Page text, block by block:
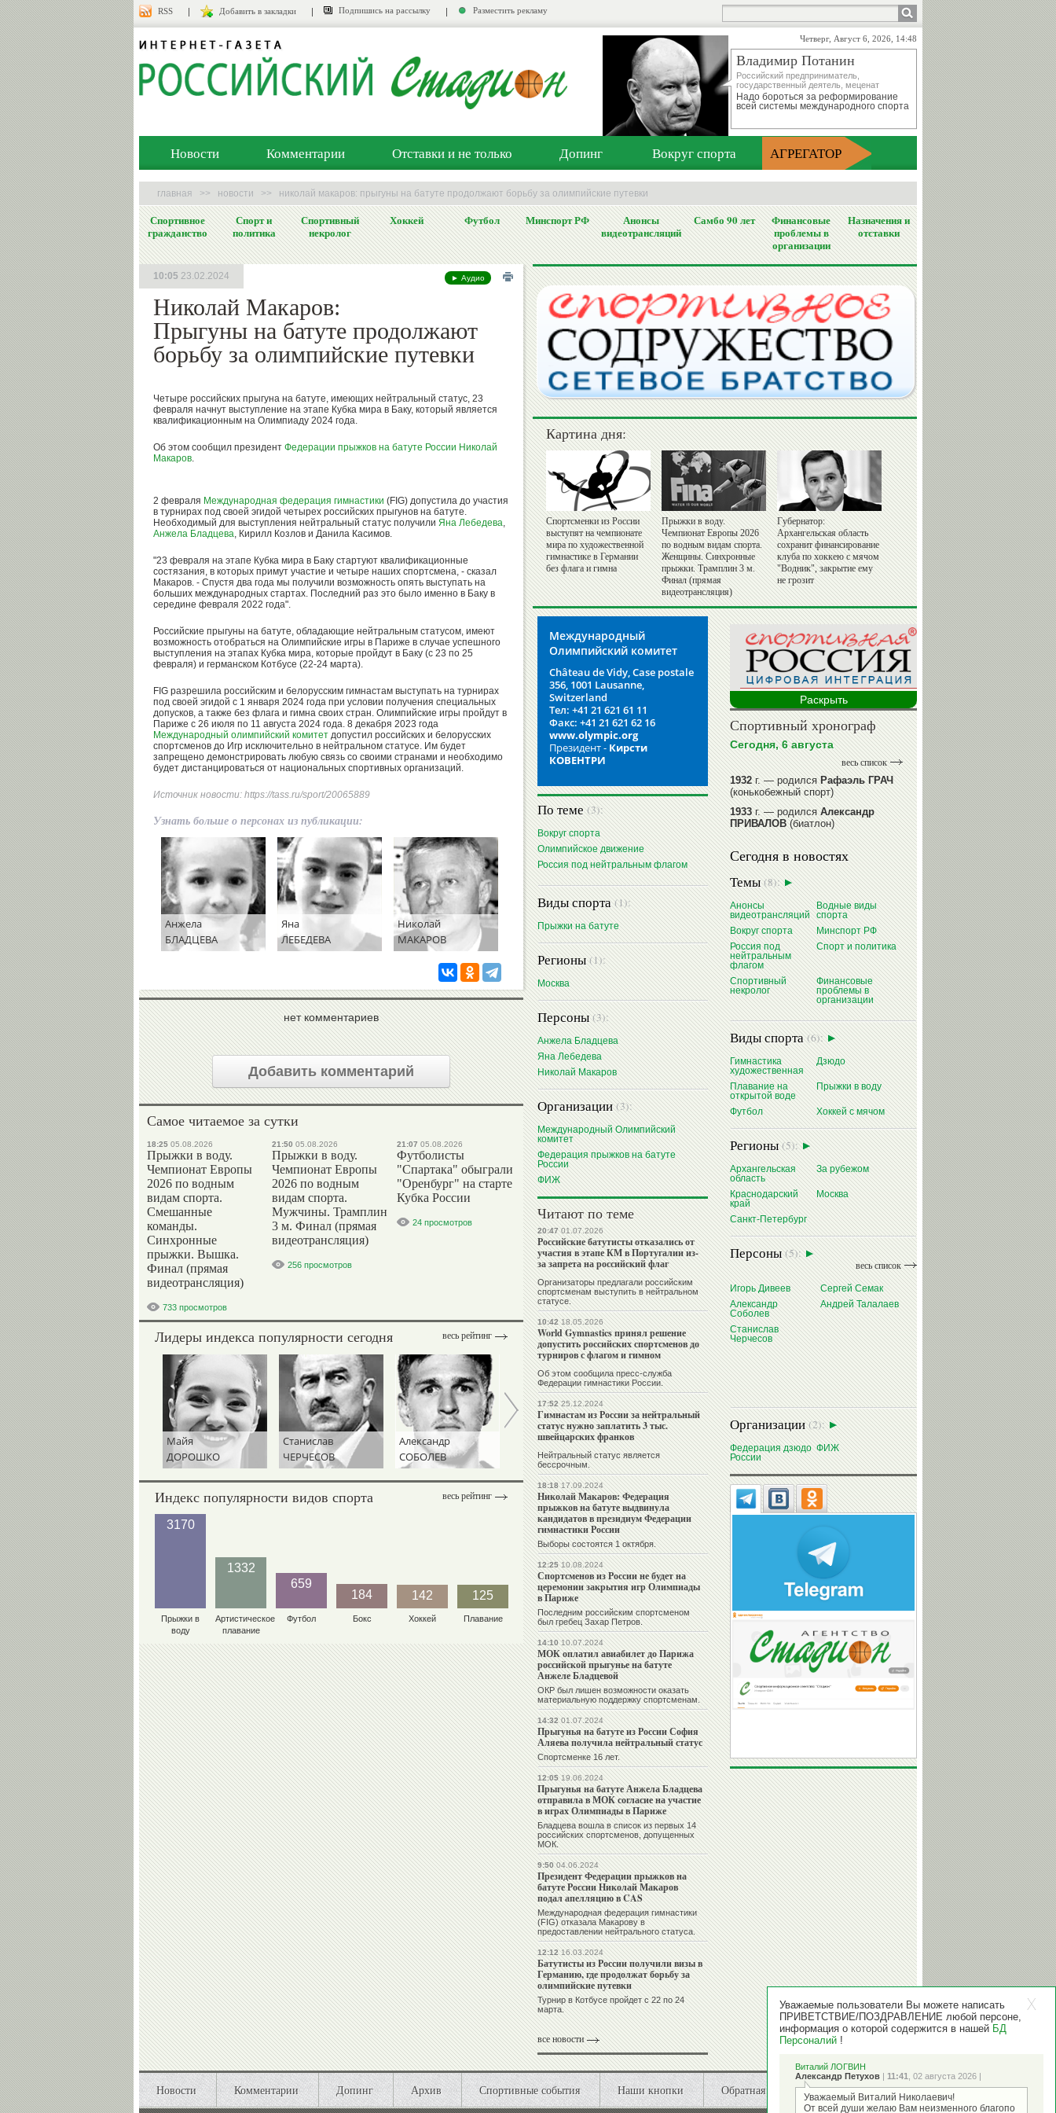
RSS Добавить в закладки Подпишись на рассылку Разместить рекламу
Четверг, Август 6, 2026, 14:48
Владимир Потанин
Российский предприниматель,
государственный деятель, меценат
Надо бороться за реформирование
всей системы международного спорта
Новости Комментарии Отставки и не только Допинг Вокруг спорта АГРЕГАТОР
главная >> новости >> николай макаров: прыгуны на батуте продолжают борьбу за олимпийские путевки
Спортивное
гражданство
Спорт и
политика
Спортивный
некролог
Хоккей Футбол Минспорт РФ
Анонсы
видеотрансляций
Самбо 90 лет
Финансовые
проблемы в
организации
Назначения и
отставки
► Аудио
Николай Макаров:
Прыгуны на батуте продолжают
борьбу за олимпийские путевки
10:05 23.02.2024
Четыре российских прыгуна на батуте, имеющих нейтральный статус, 23
февраля начнут выступление на этапе Кубка мира в Баку, который является
квалификационным на Олимпиаду 2024 года.
Об этом сообщил президент Федерации прыжков на батуте России Николай
Макаров.
2 февраля Международная федерация гимнастики (FIG) допустила до участия
в турнирах под своей эгидой четырех российских прыгунов на батуте.
Необходимый для выступления нейтральный статус получили Яна Лебедева,
Анжела Бладцева, Кирилл Козлов и Данила Касимов.
"23 февраля на этапе Кубка мира в Баку стартуют квалификационные
состязания, в которых примут участие и четыре наших спортсмена, - сказал
Макаров. - Спустя два года мы получили возможность опять выступать на
больших международных стартах. Последний раз это было именно в Баку в
середине февраля 2022 года".
Российские прыгуны на батуте, обладающие нейтральным статусом, имеют
возможность отобраться на Олимпийские игры в Париже в случае успешного
выступления на этапах Кубка мира, которые пройдут в Баку (с 23 по 25
февраля) и германском Котбусе (22-24 марта).
FIG разрешила российским и белорусским гимнастам выступать на турнирах
под своей эгидой с 1 января 2024 года при условии получения специальных
допусков, а также без флага и гимна своих стран. Олимпийские игры пройдут в
Париже с 26 июля по 11 августа 2024 года. 8 декабря 2023 года
Международный олимпийский комитет допустил российских и белорусских
спортсменов до Игр исключительно в нейтральном статусе. Им будет
запрещено демонстрировать любую связь со своими странами и необходимо
будет дистанцироваться от национальных спортивных организаций.
Источник новости: https://tass.ru/sport/20065889
Узнать больше о персонах из публикации:
Анжела
БЛАДЦЕВА
Яна
ЛЕБЕДЕВА
Николай
МАКАРОВ
нет комментариев
Добавить комментарий
Самое читаемое за сутки
18:25 05.08.2026
Прыжки в воду.
Чемпионат Европы
2026 по водным
видам спорта.
Смешанные
команды.
Синхронные
прыжки. Вышка.
Финал (прямая
видеотрансляция)
733 просмотров
21:50 05.08.2026
Прыжки в воду.
Чемпионат Европы
2026 по водным
видам спорта.
Мужчины. Трамплин
3 м. Финал (прямая
видеотрансляция)
256 просмотров
21:07 05.08.2026
Футболисты
"Спартака" обыграли
"Оренбург" на старте
Кубка России
24 просмотров
весь рейтинг
Лидеры индекса популярности сегодня
Майя
ДОРОШКО
Станислав
ЧЕРЧЕСОВ
Александр
СОБОЛЕВ
Андрей
ТАЛАЛАЕВ
Игорь
ДИВЕЕВ
Сергей
СЕМАК
весь рейтинг
Индекс популярности видов спорта
3170
Прыжки в
воду
1332
Артистическое
плавание
659
Футбол
184
Бокс
142
Хоккей
125
Плавание
Картина дня:
Спортсменки из России
выступят на чемпионате
мира по художественной
гимнастике в Германии
без флага и гимна
Прыжки в воду.
Чемпионат Европы 2026
по водным видам спорта.
Женщины. Синхронные
прыжки. Трамплин 3 м.
Финал (прямая
видеотрансляция)
Губернатор:
Архангельская область
сохранит финансирование
клуба по хоккею с мячом
"Водник", закрытие ему
не грозит
Международный
Олимпийский комитет
Château de Vidy, Case postale
356, 1001 Lausanne,
Switzerland
Тел: +41 21 621 61 11
Факс: +41 21 621 62 16
www.olympic.org
Президент - Кирсти
КОВЕНТРИ
По теме(3):
Вокруг спорта
Олимпийское движение
Россия под нейтральным флагом
Виды спорта(1):
Прыжки на батуте
Регионы(1):
Москва
Персоны(3):
Анжела Бладцева
Яна Лебедева
Николай Макаров
Организации(3):
Международный Олимпийский
комитет
Федерация прыжков на батуте
России
ФИЖ
Читают по теме
20:4701.07.2026
Российские батутисты отказались от
участия в этапе КМ в Португалии из-
за запрета на российский флаг
Организаторы предлагали российским
спортсменам выступить в нейтральном
статусе.
10:4218.05.2026
World Gymnastics принял решение
допустить российских спортсменов до
турниров с флагом и гимном
Об этом сообщила пресс-служба
Федерации гимнастики России.
17:5225.12.2024
Гимнастам из России за нейтральный
статус нужно заплатить 3 тыс.
швейцарских франков
Нейтральный статус является
бессрочным.
18:1817.09.2024
Николай Макаров: Федерация
прыжков на батуте выдвинула
кандидатов в президиум Федерации
гимнастики России
Выборы состоятся 1 октября.
12:2510.08.2024
Спортсменов из России не будет на
церемонии закрытия игр Олимпиады
в Париже
Последним российским спортсменом
был гребец Захар Петров.
14:1010.07.2024
МОК оплатил авиабилет до Парижа
российской прыгунье на батуте
Анжеле Бладцевой
ОКР был лишен возможности оказать
материальную поддержку спортсменам.
14:3201.07.2024
Прыгунья на батуте из России София
Аляева получила нейтральный статус
Спортсменке 16 лет.
12:0519.06.2024
Прыгунья на батуте Анжела Бладцева
отправила в МОК согласие на участие
в играх Олимпиады в Париже
Бладцева вошла в список из первых 14
российских спортсменов, допущенных
МОК.
9:5004.06.2024
Президент Федерации прыжков на
батуте России Николай Макаров
подал апелляцию в CAS
Международная федерация гимнастики
(FIG) отказала Макарову в
предоставлении нейтрального статуса.
12:1216.03.2024
Батутисты из России получили визы в
Германию, где продолжат борьбу за
олимпийские путевки
Турнир в Котбусе пройдет с 22 по 24
марта.
все новости
Раскрыть
Спортивный хронограф
Сегодня, 6 августа
весь список
1932г. — родилсяРафаэль ГРАЧ
(конькобежный спорт)
1933г. — родилсяАлександр
ПРИВАЛОВ(биатлон)
1939г. — родилсяАнатолий
ИОНОВ(хоккей)
1939г. — родилсяАнатолий
ЦАРИК(борьба вольная)
1946г. — родилсяВиктор
БАЖЕНОВ(фехтование)
читать далее
Сегодня в новостях
Темы(8):
Анонсы
видеотрансляций
Водные виды
спорта
Вокруг спорта
Минспорт РФ
Россия под
нейтральным
флагом
Спорт и политика
Спортивный
некролог
Финансовые
проблемы в
организации
Виды спорта(6):
Гимнастика
художественная
Дзюдо
Плавание на
открытой воде
Прыжки в воду
Футбол Хоккей с мячом
Регионы(5):
Архангельская
область
За рубежом
Краснодарский
край
Москва
Санкт-Петербург
Персоны(5):
весь список
Игорь Дивеев
Сергей Семак
Александр
Соболев
Андрей Талалаев
Станислав
Черчесов
Организации(2):
Федерация дзюдо
России
ФИЖ
Новости Комментарии Допинг Архив Спортивные события Наши кнопки Обратная связь
Уважаемые пользователи Вы можете написать
ПРИВЕТСТВИЕ/ПОЗДРАВЛЕНИЕ любой персоне,
информация о которой содержится в нашей БД
Персоналий !
Виталий ЛОГВИН
Александр Петухов | 11:41 , 02 августа 2026 |
Уважаемый Виталий Николаевич!
От всей души желаю Вам неизменного благопо